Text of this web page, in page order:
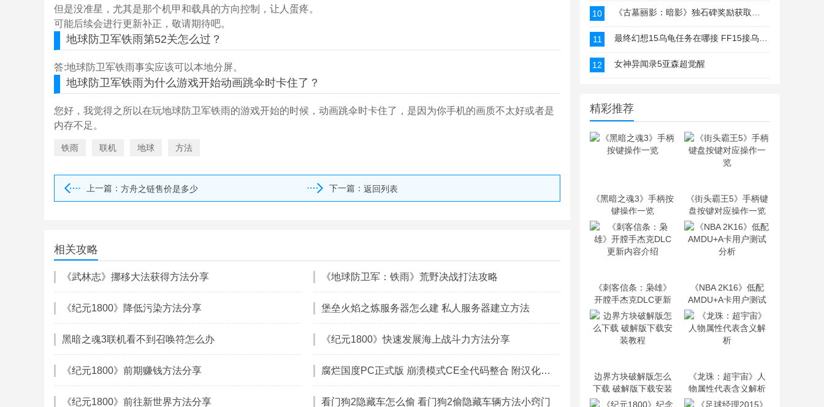
但是没准星，尤其是那个机甲和载具的方向控制，让人蛋疼。
可能后续会进行更新补正，敬请期待吧。
地球防卫军铁雨第52关怎么过？
答:地球防卫军铁雨事实应该可以本地分屏。
地球防卫军铁雨为什么游戏开始动画跳伞时卡住了？
您好，我觉得之所以在玩地球防卫军铁雨的游戏开始的时候，动画跳伞时卡住了，是因为你手机的画质不太好或者是
内存不足。
铁雨 联机 地球 方法
上一篇： 方舟之链售价是多少 下一篇： 返回列表
相关攻略
《武林志》挪移大法获得方法分享 《地球防卫军：铁雨》荒野决战打法攻略
《纪元1800》降低污染方法分享 堡垒火焰之炼服务器怎么建 私人服务器建立方法
黑暗之魂3联机看不到召唤符怎么办 《纪元1800》快速发展海上战斗力方法分享
《纪元1800》前期赚钱方法分享 腐烂国度PC正式版 崩溃模式CE全代码整合 附汉化方法
《纪元1800》前往新世界方法分享 看门狗2隐藏车怎么偷 看门狗2偷隐藏车辆方法小窍门
10
11
12 女神异闻录5亚森超觉醒
精彩推荐
《黑暗之魂3》手柄按
键操作一览
《街头霸王5》手柄键
盘按键对应操作一览
《刺客信条：枭雄》
开膛手杰克DLC更新
内容介绍
《NBA 2K16》低配
AMDU+A卡用户测试
分析
边界方块破解版怎么
下载 破解版下载安装
教程
《龙珠：超宇宙》人
物属性代表含义解析